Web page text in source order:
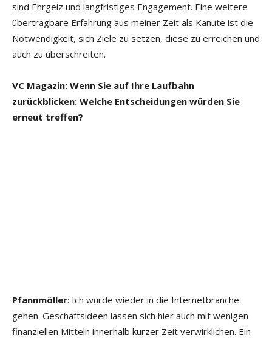
sind Ehrgeiz und langfristiges Engagement. Eine weitere
übertragbare Erfahrung aus meiner Zeit als Kanute ist die
Notwendigkeit, sich Ziele zu setzen, diese zu erreichen und
auch zu überschreiten.
VC Magazin: Wenn Sie auf Ihre Laufbahn
zurückblicken: Welche Entscheidungen würden Sie
erneut treffen?
Pfannmöller: Ich würde wieder in die Internetbranche
gehen. Geschäftsideen lassen sich hier auch mit wenigen
finanziellen Mitteln innerhalb kurzer Zeit verwirklichen. Ein